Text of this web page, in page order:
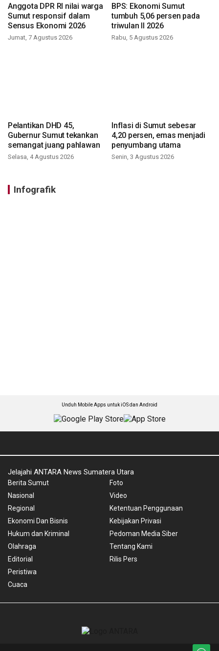
Anggota DPR RI nilai warga
Sumut responsif dalam
Sensus Ekonomi 2026
Jumat, 7 Agustus 2026
BPS: Ekonomi Sumut
tumbuh 5,06 persen pada
triwulan II 2026
Rabu, 5 Agustus 2026
Pelantikan DHD 45,
Gubernur Sumut tekankan
semangat juang pahlawan
Selasa, 4 Agustus 2026
Inflasi di Sumut sebesar
4,20 persen, emas menjadi
penyumbang utama
Senin, 3 Agustus 2026
Infografik
Unduh Mobile Apps untuk iOS dan Android
Jelajahi ANTARA News Sumatera Utara
Berita Sumut
Nasional
Regional
Ekonomi Dan Bisnis
Hukum dan Kriminal
Olahraga
Editorial
Peristiwa
Cuaca
Foto
Video
Ketentuan Penggunaan
Kebijakan Privasi
Pedoman Media Siber
Tentang Kami
Rilis Pers